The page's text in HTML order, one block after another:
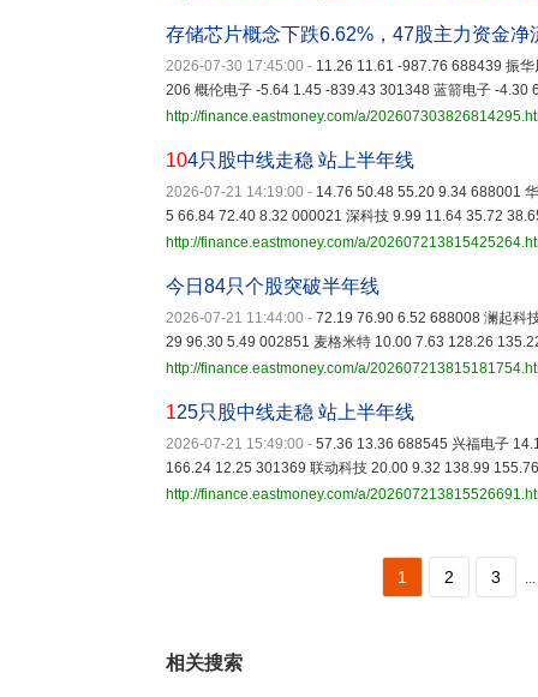
存储芯片概念下跌6.62%，47股主力资金净
2026-07-30 17:45:00 - 11.26 11.61 -987.76 688439 振
206 概伦电子 -5.64 1.45 -839.43 301348 蓝箭电子 -4.30
http://finance.eastmoney.com/a/
104只股中线走稳 站上半年线
2026-07-21 14:19:00 - 14.76 50.48 55.20 9.34 688001
5 66.84 72.40 8.32 000021 深科技 9.99 11.64 35.72
http://finance.eastmoney.com/a/
今日84只个股突破半年线
2026-07-21 11:44:00 - 72.19 76.90 6.52 688008 澜起科
29 96.30 5.49 002851 麦格米特 10.00 7.63 128.26
http://finance.eastmoney.com/a/
125只股中线走稳 站上半年线
2026-07-21 15:49:00 - 57.36 13.36 688545 兴福电子
166.24 12.25 301369 联动科技 20.00 9.32 138.99
http://finance.eastmoney.com/a/
1 2 3 ...
相关搜索